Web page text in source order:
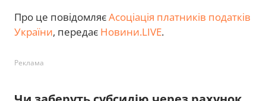
Про це повідомляєАсоціація платників податків
України, передає Новини.LIVE.
Реклама